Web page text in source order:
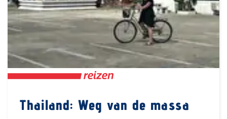
Thailand: Weg van de massa